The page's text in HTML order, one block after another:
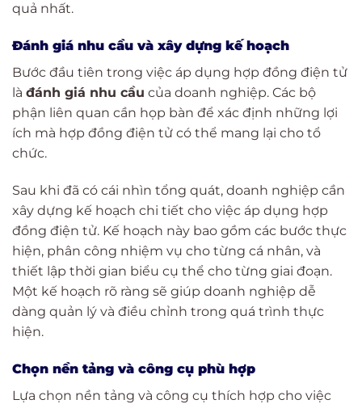
quả nhất.
Đánh giá nhu cầu và xây dựng kế hoạch
Bước đầu tiên trong việc áp dụng hợp đồng điện tử
là đánh giá nhu cầu của doanh nghiệp. Các bộ
phận liên quan cần họp bàn để xác định những lợi
ích mà hợp đồng điện tử có thể mang lại cho tổ
chức.
Sau khi đã có cái nhìn tổng quát, doanh nghiệp cần
xây dựng kế hoạch chi tiết cho việc áp dụng hợp
đồng điện tử. Kế hoạch này bao gồm các bước thực
hiện, phân công nhiệm vụ cho từng cá nhân, và
thiết lập thời gian biểu cụ thể cho từng giai đoạn.
Một kế hoạch rõ ràng sẽ giúp doanh nghiệp dễ
dàng quản lý và điều chỉnh trong quá trình thực
hiện.
Chọn nền tảng và công cụ phù hợp
Lựa chọn nền tảng và công cụ thích hợp cho việc